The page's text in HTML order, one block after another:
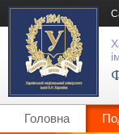
Головна